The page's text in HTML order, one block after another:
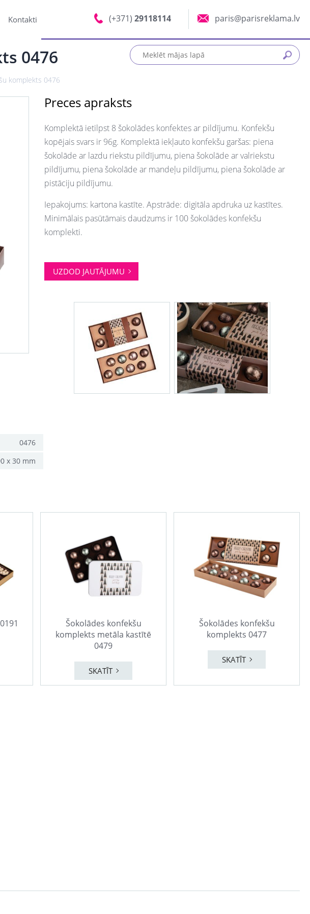
Kontakti (+371) 29118114 paris@parisreklama.lv
0476
komplekts 0476
Preces apraksts
Komplektā ietilpst 8 šokolādes konfektes ar pildījumu. Konfekšu
kopējais svars ir 96g. Komplektā iekļauto konfekšu garšas: piena
šokolāde ar lazdu riekstu pildījumu, piena šokolāde ar valriekstu
pildījumu, piena šokolāde ar mandeļu pildījumu, piena šokolāde ar
pistāciju pildījumu.
Iepakojums: kartona kastīte. Apstrāde: digitāla apdruka uz kastītes.
Minimālais pasūtāmais daudzums ir 100 šokolādes konfekšu
komplekti.
UZDOD JAUTĀJUMU
0476
x 30 mm
Šokolādes konfekšu
komplekts metāla kastītē
0479
SKATĪT
Šokolādes konfekšu
komplekts 0477
SKATĪT